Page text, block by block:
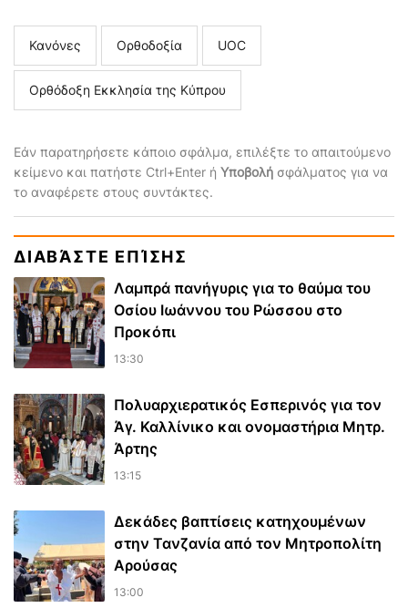
Κανόνες Ορθοδοξία UOC
Ορθόδοξη Εκκλησία της Κύπρου
Εάν παρατηρήσετε κάποιο σφάλμα, επιλέξτε το απαιτούμενο
κείμενο και πατήστε Ctrl+Enter ή Υποβολή σφάλματος για να
το αναφέρετε στους συντάκτες.
ΔΙΑΒΆΣΤΕ ΕΠΊΣΗΣ
Λαμπρά πανήγυρις για το θαύμα του
Οσίου Ιωάννου του Ρώσσου στο
Προκόπι
13:30
Πολυαρχιερατικός Εσπερινός για τον
Άγ. Καλλίνικο και ονομαστήρια Μητρ.
Άρτης
13:15
Δεκάδες βαπτίσεις κατηχουμένων
στην Τανζανία από τον Μητροπολίτη
Αρούσας
13:00